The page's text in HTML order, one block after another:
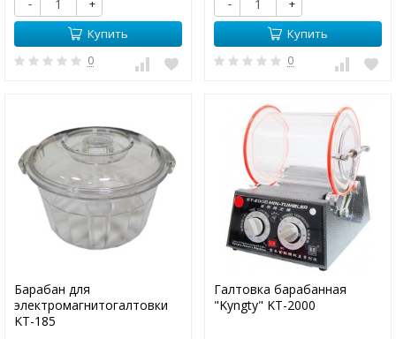
-
+
Купить
0
-
+
Купить
0
Барабан для
электромагнитогалтовки
KT-185
Галтовка барабанная
"Kyngty" KT-2000